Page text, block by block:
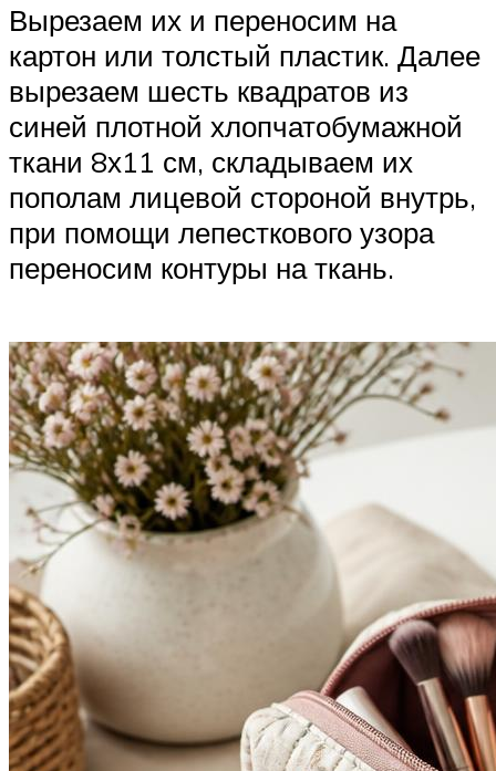
Вырезаем их и переносим на
картон или толстый пластик. Далее
вырезаем шесть квадратов из
синей плотной хлопчатобумажной
ткани 8х11 см, складываем их
пополам лицевой стороной внутрь,
при помощи лепесткового узора
переносим контуры на ткань.